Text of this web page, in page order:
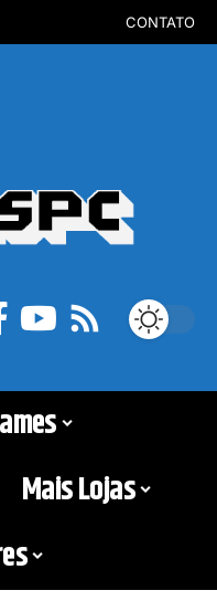
CONTATO
Mais Lojas